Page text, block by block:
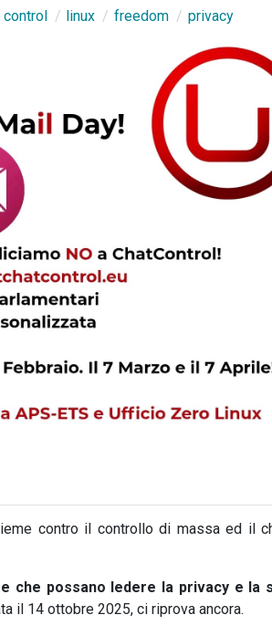
control linux freedom privacy
contro il controllo di massa ed il
che possano ledere la privacy e la
il 14 ottobre 2025, ci riprova ancora.